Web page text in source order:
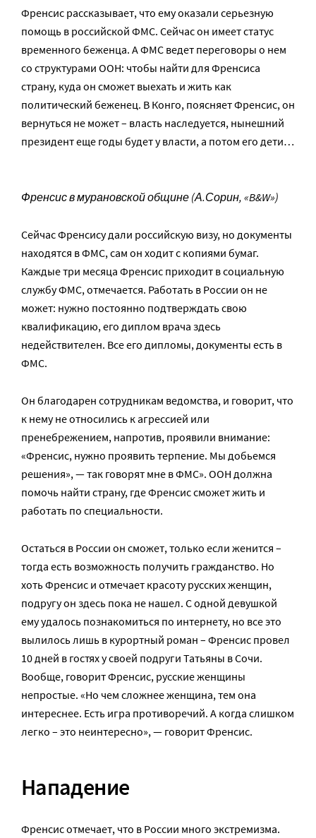
Френсис рассказывает, что ему оказали серьезную
помощь в российской ФМС. Сейчас он имеет статус
временного беженца. А ФМС ведет переговоры о нем
со структурами ООН: чтобы найти для Френсиса
страну, куда он сможет выехать и жить как
политический беженец. В Конго, поясняет Френсис, он
вернуться не может – власть наследуется, нынешний
президент еще годы будет у власти, а потом его дети…
Френсис в мурановской общине (А.Сорин, «B&W»)
Сейчас Френсису дали российскую визу, но документы
находятся в ФМС, сам он ходит с копиями бумаг.
Каждые три месяца Френсис приходит в социальную
службу ФМС, отмечается. Работать в России он не
может: нужно постоянно подтверждать свою
квалификацию, его диплом врача здесь
недействителен. Все его дипломы, документы есть в
ФМС.
Он благодарен сотрудникам ведомства, и говорит, что
к нему не относились к агрессией или
пренебрежением, напротив, проявили внимание:
«Френсис, нужно проявить терпение. Мы добьемся
решения», — так говорят мне в ФМС». ООН должна
помочь найти страну, где Френсис сможет жить и
работать по специальности.
Остаться в России он сможет, только если женится –
тогда есть возможность получить гражданство. Но
хоть Френсис и отмечает красоту русских женщин,
подругу он здесь пока не нашел. С одной девушкой
ему удалось познакомиться по интернету, но все это
вылилось лишь в курортный роман – Френсис провел
10 дней в гостях у своей подруги Татьяны в Сочи.
Вообще, говорит Френсис, русские женщины
непростые. «Но чем сложнее женщина, тем она
интереснее. Есть игра противоречий. А когда слишком
легко – это неинтересно», — говорит Френсис.
Нападение
Френсис отмечает, что в России много экстремизма.